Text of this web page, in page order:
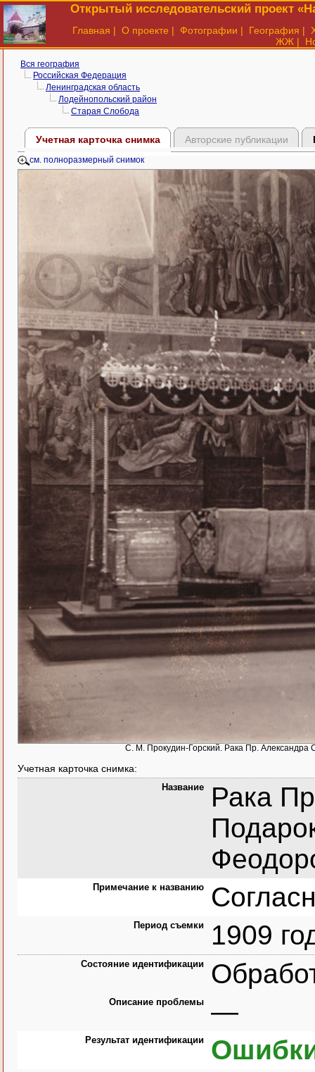
Открытый исследовательский проект
Главная | О проекте | Фотографии | География |
ЖЖ |
Вся география
Российская Федерация
Ленинградская область
Лодейнопольский район
Старая Слобода
Учетная карточка снимка Авторские публикации
см. полноразмерный снимок
С. М. Прокудин-Горский. Рака Пр. Александра
Учетная карточка снимка:
Название
Рака
Примечание к названию
Период съемки 1909
Состояние идентификации
Описание проблемы —
Результат идентификации